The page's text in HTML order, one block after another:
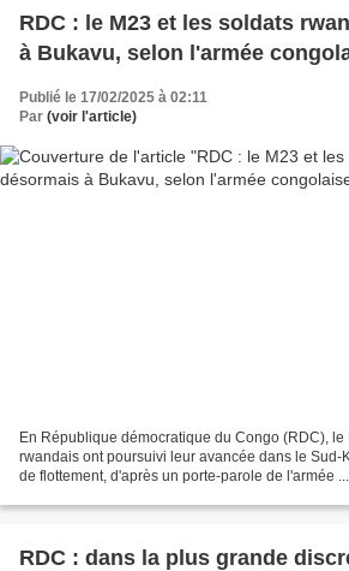
RDC : le M23 et les soldats
à Bukavu, selon l'armée
Publié le 17/02/2025 à 02:11
Par (voir l'article)
En République démocratique du Congo (RDC), le
rwandais ont poursuivi leur avancée dans le Sud-
de flottement, d'après un porte-parole de l'armée
RDC : dans la plus grande